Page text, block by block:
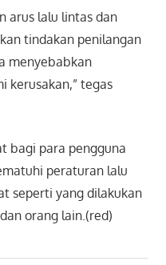
arus lalu lintas dan
tindakan penilangan
menyebabkan
kerusakan,” tegas
bagi para pengguna
peraturan lalu
seperti yang dilakukan
orang lain.(red)